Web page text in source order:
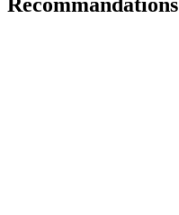
Recommandations